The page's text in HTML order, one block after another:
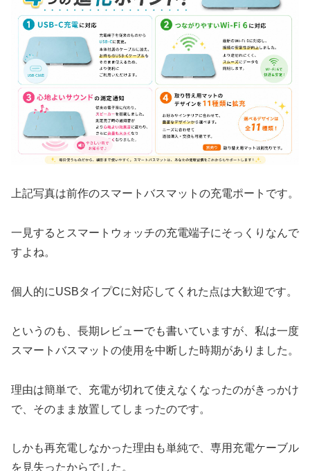
上記写真は前作のスマートバスマットの充電ポートです。
一見するとスマートウォッチの充電端子にそっくりなんで
すよね。
個人的にUSBタイプCに対応してくれた点は大歓迎です。
というのも、長期レビューでも書いていますが、私は一度
スマートバスマットの使用を中断した時期がありました。
理由は簡単で、充電が切れて使えなくなったのがきっかけ
で、そのまま放置してしまったのです。
しかも再充電しなかった理由も単純で、専用充電ケーブル
を見失ったからでした。